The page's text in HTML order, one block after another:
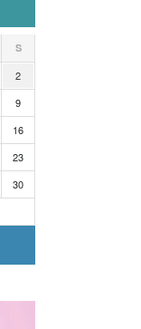
S
2
9
16
23
30